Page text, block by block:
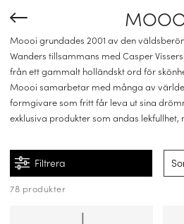
Moooi grundades 2001 av den
Wanders tillsammans med Casper
från ett gammalt holländskt ord för
Moooi samarbetar med många av
formgivare som fritt får leva ut sina
exklusiva produkter som andas lekfullhet,
Filtrera
78 produkter